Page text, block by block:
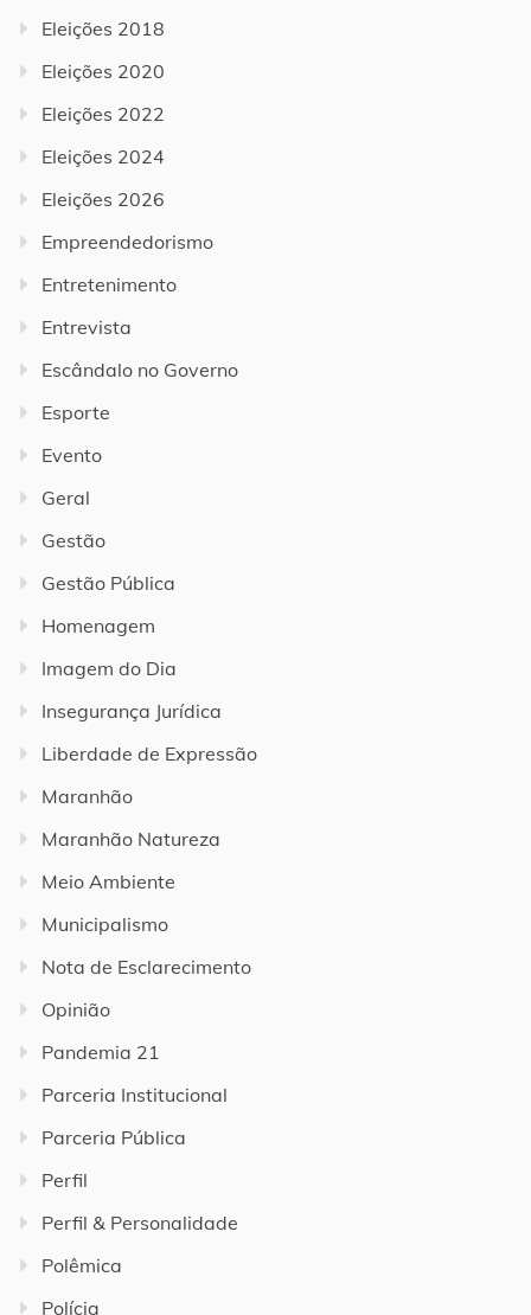
Eleições 2018
Eleições 2020
Eleições 2022
Eleições 2024
Eleições 2026
Empreendedorismo
Entretenimento
Entrevista
Escândalo no Governo
Esporte
Evento
Geral
Gestão
Gestão Pública
Homenagem
Imagem do Dia
Insegurança Jurídica
Liberdade de Expressão
Maranhão
Maranhão Natureza
Meio Ambiente
Municipalismo
Nota de Esclarecimento
Opinião
Pandemia 21
Parceria Institucional
Parceria Pública
Perfil
Perfil & Personalidade
Polêmica
Polícia